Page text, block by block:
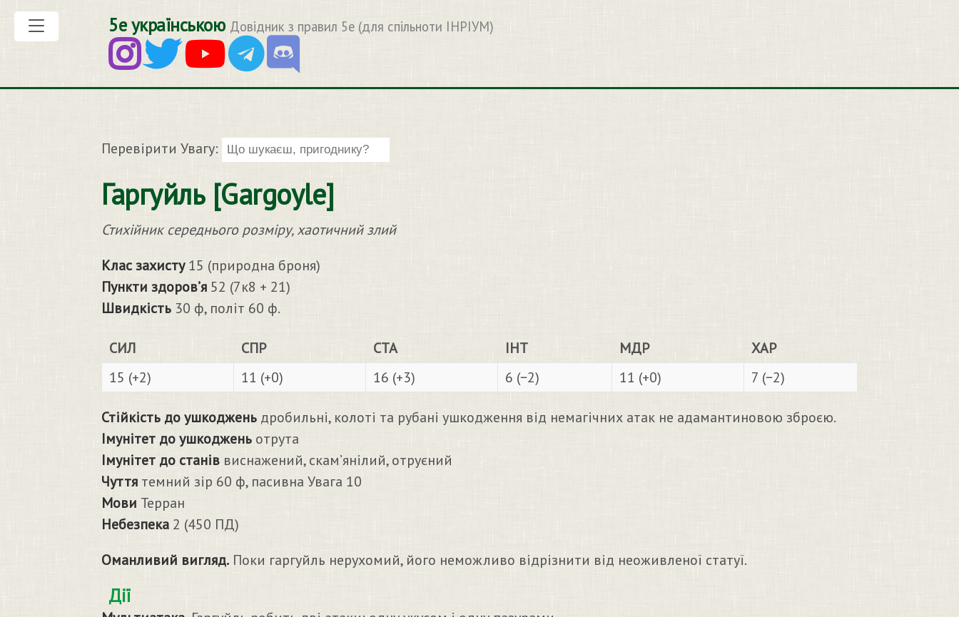
5е українською Довідник з правил 5e (для спільноти ІНРІУМ)
Перевірити Увагу:
Гаргуйль [Gargoyle]
Стихійник середнього розміру, хаотичний злий
Клас захисту15 (природна броня)
Пункти здоров’я 52 (7к8 + 21)
Швидкість 30 ф, політ 60 ф.
СИЛ СПР СТА ІНТ МДР
ХАР
15 (+2)
11 (+0) 16 (+3) 6 (−2) 11 (+0) 7 (−2)
Стійкість до ушкоджень дробильні, колоті та рубані ушкодження від немагічних атак не адамантиновою зброєю.
Імунітет до ушкоджень отрута
Імунітет до станів виснажений, скам’янілий, отруєний
Чуття темний зір 60 ф, пасивна Увага 10
Мови Терран
Небезпека 2 (450 ПД)
Оманливий вигляд. Поки гаргуйль нерухомий, його неможливо відрізнити від неоживленої статуї.
Дії